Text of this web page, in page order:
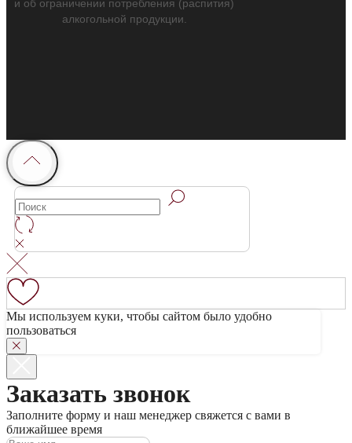
и об ограничении потребления (распития)
алкогольной продукции.
Мы используем куки, чтобы сайтом было удобно
пользоваться
Заказать звонок
Заполните форму и наш менеджер свяжется с вами в
ближайшее время